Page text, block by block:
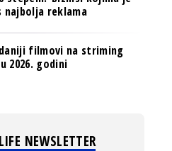
reklama
filmovi na striming
2026. godini
NEWSLETTER